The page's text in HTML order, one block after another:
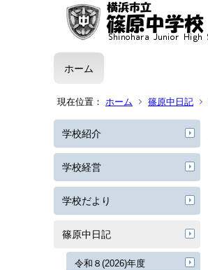
ホーム
現在位置： ホーム 篠原中日記
学校紹介
学校経営
学校だより
篠原中日記
令和８(2026)年度